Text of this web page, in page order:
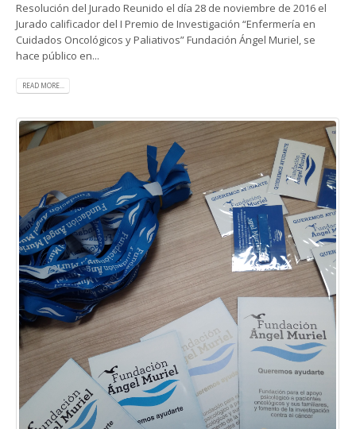
Resolución del Jurado Reunido el día 28 de noviembre de 2016 el
Jurado calificador del I Premio de Investigación “Enfermería en
Cuidados Oncológicos y Paliativos” Fundación Ángel Muriel, se
hace público en...
READ MORE...